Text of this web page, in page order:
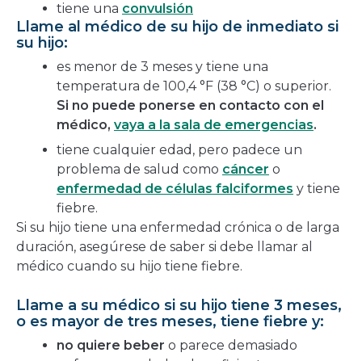
tiene una convulsión
Llame al médico de su hijo de inmediato si
su hijo:
es menor de 3 meses y tiene una
temperatura de 100,4 °F (38 °C) o superior.
Si no puede ponerse en contacto con el
médico, vaya a la sala de emergencias.
tiene cualquier edad, pero padece un
problema de salud como cáncer o
enfermedad de células falciformes y tiene
fiebre.
Si su hijo tiene una enfermedad crónica o de larga
duración, asegúrese de saber si debe llamar al
médico cuando su hijo tiene fiebre.
Llame a su médico si su hijo tiene 3 meses,
o es mayor de tres meses, tiene fiebre y:
no quiere beber o parece demasiado